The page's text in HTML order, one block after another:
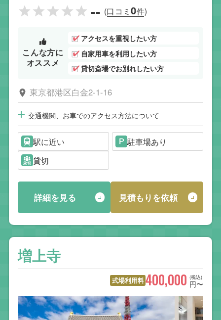
-- (口コミ0件)
こんな方に
オススメ
アクセスを重視したい方
自家用車を利用したい方
貸切斎場でお別れしたい方
東京都港区白金2-1-16
交通機関、お車でのアクセス方法について
駅に近い
駐車場あり
貸切
詳細を見る 見積もりを依頼
増上寺
式場利用料 (税込)
400,000 円〜